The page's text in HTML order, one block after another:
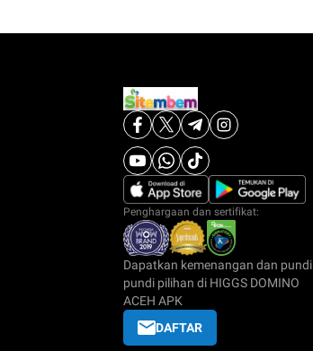
Penghargaan dan sertifikat:
Dapatkan kemenangan dan pundi
pundi pilihan di HIGGS DOMINO
ACEH APK
DAFTAR